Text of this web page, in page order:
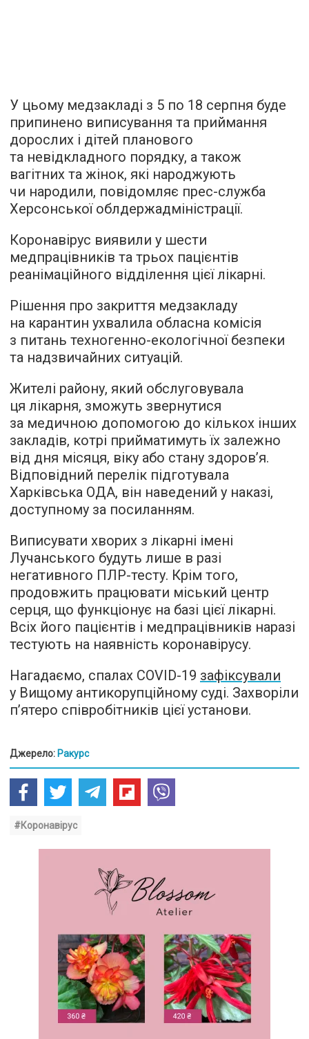
У цьому медзакладі з 5 по 18 серпня буде
припинено виписування та приймання
дорослих і дітей планового
та невідкладного порядку, а також
вагітних та жінок, які народжують
чи народили, повідомляє прес-служба
Херсонської облдержадміністрації.
Коронавірус виявили у шести
медпрацівників та трьох пацієнтів
реанімаційного відділення цієї лікарні.
Рішення про закриття медзакладу
на карантин ухвалила обласна комісія
з питань техногенно-екологічної безпеки
та надзвичайних ситуацій.
Жителі району, який обслуговувала
ця лікарня, зможуть звернутися
за медичною допомогою до кількох інших
закладів, котрі прийматимуть їх залежно
від дня місяця, віку або стану здоров’я.
Відповідний перелік підготувала
Харківська ОДА, він наведений у наказі,
доступному за посиланням.
Виписувати хворих з лікарні імені
Лучанського будуть лише в разі
негативного ПЛР-тесту. Крім того,
продовжить працювати міський центр
серця, що функціонує на базі цієї лікарні.
Всіх його пацієнтів і медпрацівників наразі
тестують на наявність коронавірусу.
Нагадаємо, спалах COVID-19 зафіксували
у Вищому антикорупційному суді. Захворіли
п’ятеро співробітників цієї установи.
Джерело: Ракурс
#Коронавірус